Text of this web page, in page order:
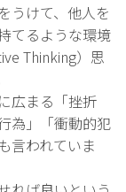
うけて、他人を
てるような環境
Thinking）思
広まる「挫折
為」「衝動的犯
言われていま